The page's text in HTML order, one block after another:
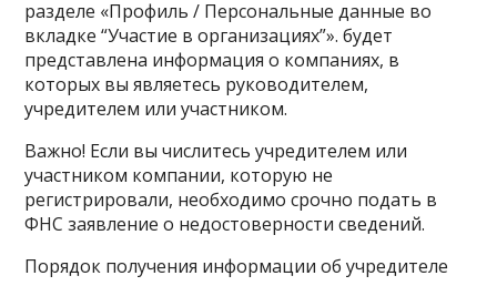
разделе «Профиль / Персональные данные во
вкладке “Участие в организациях”». будет
представлена информация о компаниях, в
которых вы являетесь руководителем,
учредителем или участником.
Важно! Если вы числитесь учредителем или
участником компании, которую не
регистрировали, необходимо срочно подать в
ФНС заявление о недостоверности сведений.
Порядок получения информации об учредителе